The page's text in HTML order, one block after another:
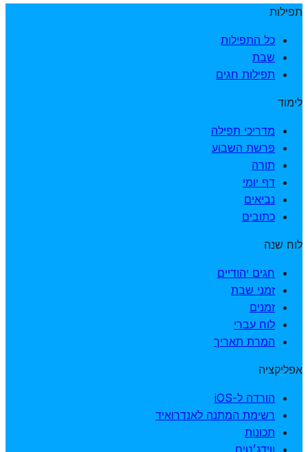
תפילות
כל התפילות
שבת
תפילות חגים
לימוד
מדריכי תפילה
פרשת השבוע
תורה
דף יומי
נביאים
כתובים
לוח שנה
חגים יהודיים
זמני שבת
זמנים
לוח עברי
המרת תאריך
אפליקציה
הורדה ל-iOS
רשימת המתנה לאנדרואיד
תכונות